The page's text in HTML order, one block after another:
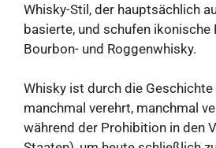
Whisky-Stil, der hauptsächlich
basierte, und schufen ikonische
Bourbon- und Roggenwhisky.
Whisky ist durch die
manchmal verehrt, manchmal
während der Prohibition in den